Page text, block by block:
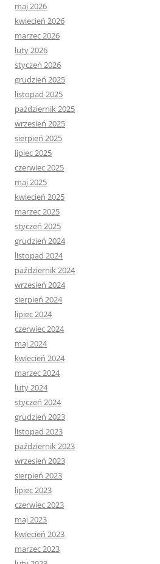
maj 2026
kwiecień 2026
marzec 2026
luty 2026
styczeń 2026
grudzień 2025
listopad 2025
październik 2025
wrzesień 2025
sierpień 2025
lipiec 2025
czerwiec 2025
maj 2025
kwiecień 2025
marzec 2025
styczeń 2025
grudzień 2024
listopad 2024
październik 2024
wrzesień 2024
sierpień 2024
lipiec 2024
czerwiec 2024
maj 2024
kwiecień 2024
marzec 2024
luty 2024
styczeń 2024
grudzień 2023
listopad 2023
październik 2023
wrzesień 2023
sierpień 2023
lipiec 2023
czerwiec 2023
maj 2023
kwiecień 2023
marzec 2023